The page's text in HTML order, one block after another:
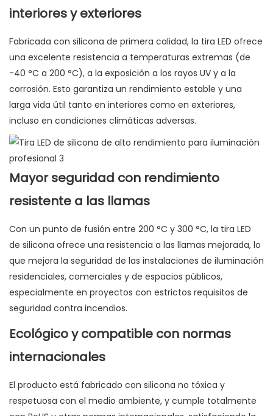
interiores y exteriores
Fabricada con silicona de primera calidad, la tira LED ofrece
una excelente resistencia a temperaturas extremas (de
-40 °C a 200 °C), a la exposición a los rayos UV y a la
corrosión. Esto garantiza un rendimiento estable y una
larga vida útil tanto en interiores como en exteriores,
incluso en condiciones climáticas adversas.
Mayor seguridad con rendimiento
resistente a las llamas
Con un punto de fusión entre 200 °C y 300 °C, la tira LED
de silicona ofrece una resistencia a las llamas mejorada, lo
que mejora la seguridad de las instalaciones de iluminación
residenciales, comerciales y de espacios públicos,
especialmente en proyectos con estrictos requisitos de
seguridad contra incendios.
Ecológico y compatible con normas
internacionales
El producto está fabricado con silicona no tóxica y
respetuosa con el medio ambiente, y cumple totalmente